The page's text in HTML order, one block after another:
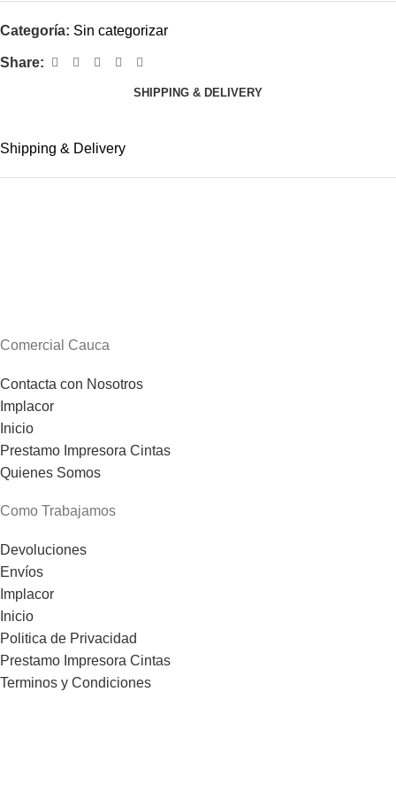
Categoría: Sin categorizar
Share:
SHIPPING & DELIVERY
Shipping & Delivery
Comercial Cauca
Contacta con Nosotros
Implacor
Inicio
Prestamo Impresora Cintas
Quienes Somos
Como Trabajamos
Devoluciones
Envíos
Implacor
Inicio
Politica de Privacidad
Prestamo Impresora Cintas
Terminos y Condiciones